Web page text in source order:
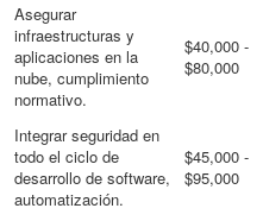
Asegurar
infraestructuras y
aplicaciones en la
nube, cumplimiento
normativo.
$40,000 -
$80,000
Integrar seguridad en
todo el ciclo de
desarrollo de software,
automatización.
$45,000 -
$95,000